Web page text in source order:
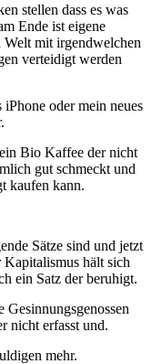
stellen dass es was
Ende ist eigene
Welt mit irgendwelchen
verteidigt werden
oder mein neues
Bio Kaffee der nicht
gut schmeckt und
kaufen kann.
Sätze sind und jetzt
Kapitalismus hält sich
ein Satz der beruhigt.
nicht erfasst und.
mehr.